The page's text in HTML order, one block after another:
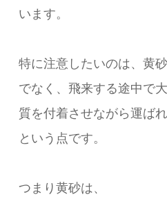
います。
特に注意したいのは、黄
でなく、飛来する途中で
質を付着させながら運ば
という点です。
つまり黄砂は、